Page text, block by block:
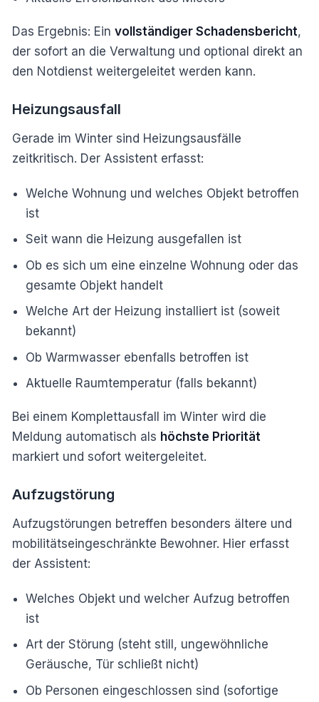
Das Ergebnis: Ein vollständiger Schadensbericht,
der sofort an die Verwaltung und optional direkt an
den Notdienst weitergeleitet werden kann.
Heizungsausfall
Gerade im Winter sind Heizungsausfälle
zeitkritisch. Der Assistent erfasst:
Welche Wohnung und welches Objekt betroffen
ist
Seit wann die Heizung ausgefallen ist
Ob es sich um eine einzelne Wohnung oder das
gesamte Objekt handelt
Welche Art der Heizung installiert ist (soweit
bekannt)
Ob Warmwasser ebenfalls betroffen ist
Aktuelle Raumtemperatur (falls bekannt)
Bei einem Komplettausfall im Winter wird die
Meldung automatisch als höchste Priorität
markiert und sofort weitergeleitet.
Aufzugstörung
Aufzugstörungen betreffen besonders ältere und
mobilitätseingeschränkte Bewohner. Hier erfasst
der Assistent:
Welches Objekt und welcher Aufzug betroffen
ist
Art der Störung (steht still, ungewöhnliche
Geräusche, Tür schließt nicht)
Ob Personen eingeschlossen sind (sofortige